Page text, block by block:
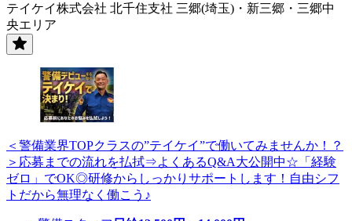
テイケイ株式会社 北千住支社 三郷(埼玉)・新三郷・三郷中
央エリア
＜警備業界TOPクラスの”テイケイ”で働いてみませんか！？
＞応募までの流れを払拭⇒よくあるQ&A大公開中☆「経験
ゼロ」でOK◎研修からしっかりサポートします！自由シフ
トだから無理なく働こう♪